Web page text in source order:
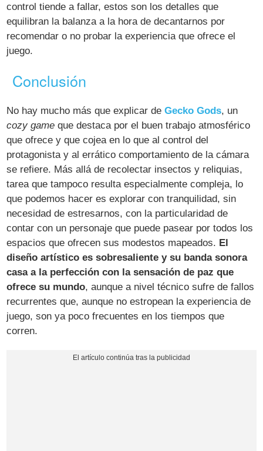
control tiende a fallar, estos son los detalles que
equilibran la balanza a la hora de decantarnos por
recomendar o no probar la experiencia que ofrece el
juego.
Conclusión
No hay mucho más que explicar deGecko Gods, un
cozy game que destaca por el buen trabajo atmosférico
que ofrece y que cojea en lo que al control del
protagonista y al errático comportamiento de la cámara
se refiere. Más allá de recolectar insectos y reliquias,
tarea que tampoco resulta especialmente compleja, lo
que podemos hacer es explorar con tranquilidad, sin
necesidad de estresarnos, con la particularidad de
contar con un personaje que puede pasear por todos los
espacios que ofrecen sus modestos mapeados. El
diseño artístico es sobresaliente y su banda sonora
casa a la perfección con la sensación de paz que
ofrece su mundo, aunque a nivel técnico sufre de fallos
recurrentes que, aunque no estropean la experiencia de
juego, son ya poco frecuentes en los tiempos que
corren.